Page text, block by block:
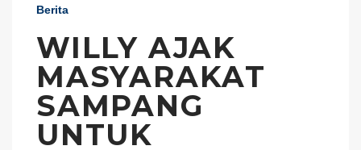
Berita
WILLY AJAK
MASYARAKAT
SAMPANG
UNTUK